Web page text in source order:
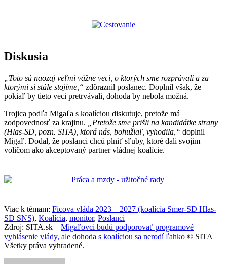
Diskusia
„Toto sú naozaj veľmi vážne veci, o ktorých sme rozprávali a za
ktorými si stále stojíme,“ zdôraznil poslanec. Doplnil však, že
pokiaľ by tieto veci pretrvávali, dohoda by nebola možná.
Trojica podľa Migaľa s koalíciou diskutuje, pretože má
zodpovednosť za krajinu.
„Pretože sme prišli na kandidátke strany
(Hlas-SD, pozn. SITA), ktorá nás, bohužiaľ, vyhodila,“ doplnil
Migaľ. Dodal, že poslanci chcú plniť sľuby, ktoré dali svojim
voličom ako akceptovaný partner vládnej koalície.
Viac k témam: Ficova vláda 2023 – 2027 (koalícia Smer-SD Hlas-
SD SNS), Koalícia, monitor, Poslanci
Zdroj: SITA.sk – Migaľovci budú podporovať programové
vyhlásenie vlády, ale dohoda s koalíciou sa nerodí ľahko © SITA
Všetky práva vyhradené.